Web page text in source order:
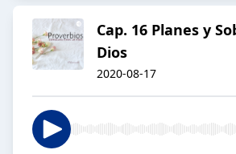
Cap. 16 Planes y
Dios
2020-08-17